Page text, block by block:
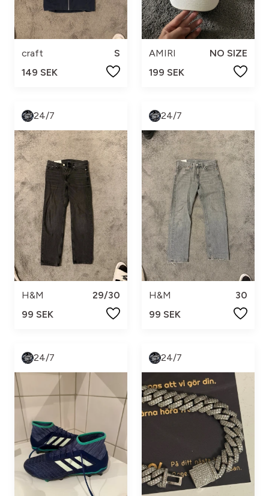
craft
S
149 SEK
AMIRI
NO SIZE
199 SEK
24/7
H&M
29/30
99 SEK
24/7
H&M
30
99 SEK
24/7 24/7